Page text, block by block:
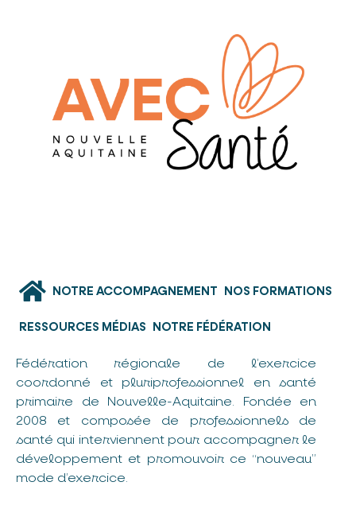
NOTRE ACCOMPAGNEMENT NOS FORMATIONS
RESSOURCES MÉDIAS NOTRE FÉDÉRATION
Fédération régionale de l’exercice
coordonné et pluriprofessionnel en santé
primaire de Nouvelle-Aquitaine. Fondée en
2008 et composée de professionnels de
santé qui interviennent pour accompagner le
développement et promouvoir ce “nouveau”
mode d’exercice.